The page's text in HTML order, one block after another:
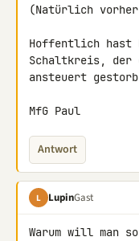
(Natürlich
Hoffentlich hast
Schaltkreis, der
ansteuert
MfG Paul
Antwort
L LupinGast
Warum will man